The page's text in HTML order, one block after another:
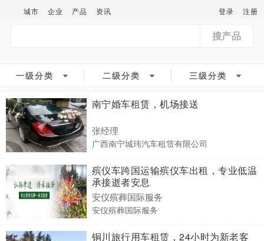
城市 企业 产品 资讯 登录 注册
搜产品
一级分类 二级分类 三级分类
南宁婚车租赁，机场接送
张经理
广西南宁城玮汽车租赁有限公司
殡仪车跨国运输殡仪车出租，专业低温
承接逝者安息
安仪殡葬国际服务
安仪殡葬国际服务
铜川旅行用车租赁，24小时为新老客